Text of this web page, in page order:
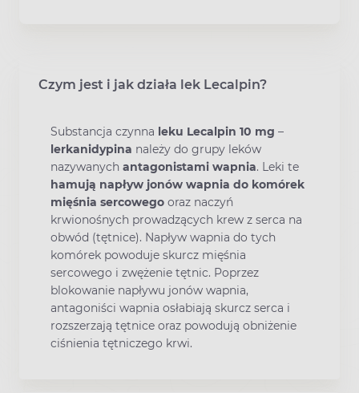
Czym jest i jak działa lek Lecalpin?
Substancja czynna leku Lecalpin 10 mg –
lerkanidypina należy do grupy leków
nazywanych antagonistami wapnia. Leki te
hamują napływ jonów wapnia do komórek
mięśnia sercowego oraz naczyń
krwionośnych prowadzących krew z serca na
obwód (tętnice). Napływ wapnia do tych
komórek powoduje skurcz mięśnia
sercowego i zwężenie tętnic. Poprzez
blokowanie napływu jonów wapnia,
antagoniści wapnia osłabiają skurcz serca i
rozszerzają tętnice oraz powodują obniżenie
ciśnienia tętniczego krwi.